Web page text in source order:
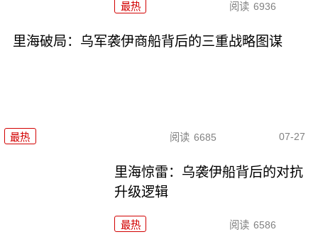
最热 阅读 6936
里海破局：乌军袭伊商船背后的三重战略图谋
最热 阅读 6685 07-27
里海惊雷：乌袭伊船背后的对抗
升级逻辑
最热 阅读 6586